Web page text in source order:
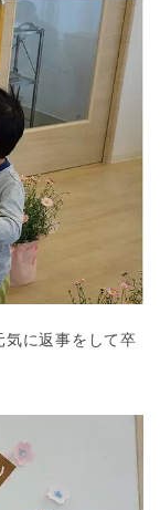
気に返事をして卒